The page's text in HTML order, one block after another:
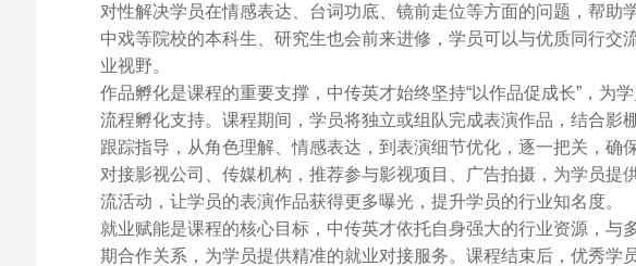
对性解决学员在情感表达、台词功底、镜前走位等方面的问题，帮助
中戏等院校的本科生、研究生也会前来进修，学员可以与优质同行交
业视野。
作品孵化是课程的重要支撑，中传英才始终坚持“以作品促成长”，为
流程孵化支持。课程期间，学员将独立或组队完成表演作品，结合影
跟踪指导，从角色理解、情感表达，到表演细节优化，逐一把关，确
对接影视公司、传媒机构，推荐参与影视项目、广告拍摄，为学员提
流活动，让学员的表演作品获得更多曝光，提升学员的行业知名度。
就业赋能是课程的核心目标，中传英才依托自身强大的行业资源，与
期合作关系，为学员提供精准的就业对接服务。课程结束后，优秀学